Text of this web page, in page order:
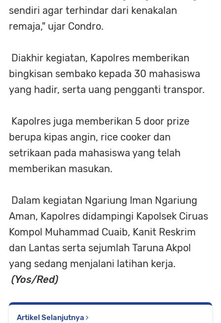
sendiri agar terhindar dari kenakalan
remaja," ujar Condro.
Diakhir kegiatan, Kapolres memberikan
bingkisan sembako kepada 30 mahasiswa
yang hadir, serta uang pengganti transpor.
Kapolres juga memberikan 5 door prize
berupa kipas angin, rice cooker dan
setrikaan pada mahasiswa yang telah
memberikan masukan.
Dalam kegiatan Ngariung Iman Ngariung
Aman, Kapolres didampingi Kapolsek Ciruas
Kompol Muhammad Cuaib, Kanit Reskrim
dan Lantas serta sejumlah Taruna Akpol
yang sedang menjalani latihan kerja.
(Yos/Red)
Artikel Selanjutnya